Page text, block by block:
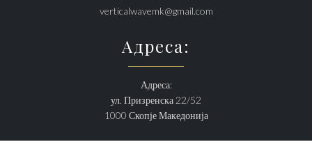
verticalwavemk@gmail.com
Адреса:
Адреса:
ул. Призренска 22/52
1000 Скопје Македонија